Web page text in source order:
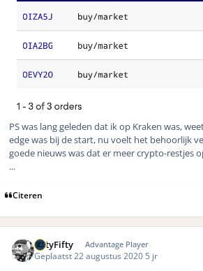
PS was lang geleden dat ik op Kraken was,
edge was bij de start, nu voelt het behoorlijk
goede nieuws was dat er meer crypto-restjes
...
Citeren
FiftyFifty Advantage Player
Geplaatst22 augustus 2020 5 jr